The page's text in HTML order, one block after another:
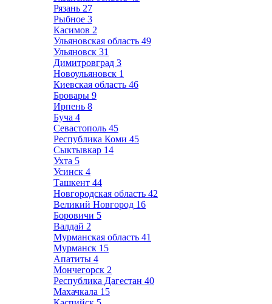
Рязань 27
Рыбное 3
Касимов 2
Ульяновская область 49
Ульяновск 31
Димитровград 3
Новоульяновск 1
Киевская область 46
Бровары 9
Ирпень 8
Буча 4
Севастополь 45
Республика Коми 45
Сыктывкар 14
Ухта 5
Усинск 4
Ташкент 44
Новгородская область 42
Великий Новгород 16
Боровичи 5
Валдай 2
Мурманская область 41
Мурманск 15
Апатиты 4
Мончегорск 2
Республика Дагестан 40
Махачкала 15